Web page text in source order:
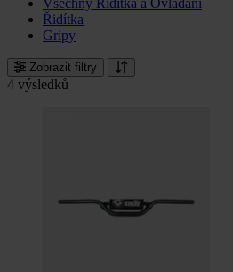
Všechny Řídítka a Ovládání
Řidítka
Gripy
Zobrazit filtry
4 výsledků